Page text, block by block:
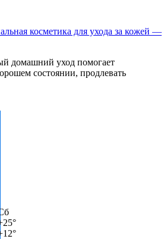
косметика для ухода за кожей —
домашний уход помогает
состоянии, продлевать
25°
12°